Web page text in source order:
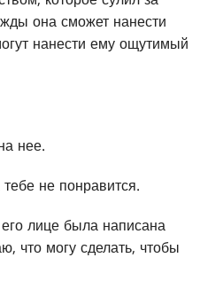
она сможет нанести
нанести ему ощутимый
нее.
не понравится.
лице была написана
что могу сделать, чтобы